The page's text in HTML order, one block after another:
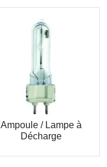
Ampoule / Lampe à
Décharge